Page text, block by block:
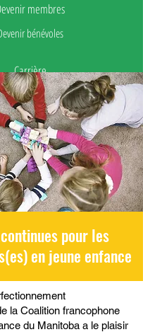
membres
bénévoles
Carrière
Presse
Faire un don
pour les
en jeune enfance
la Coalition francophone
du Manitoba a le plaisir